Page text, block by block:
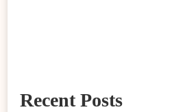
Recent Posts